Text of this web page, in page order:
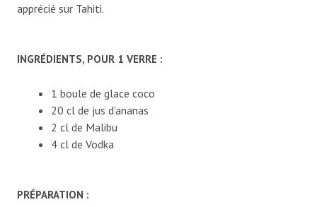
apprécié sur Tahiti.
INGRÉDIENTS, POUR 1 VERRE :
1 boule de glace coco
20 cl de jus d’ananas
2 cl de Malibu
4 cl de Vodka
PRÉPARATION :